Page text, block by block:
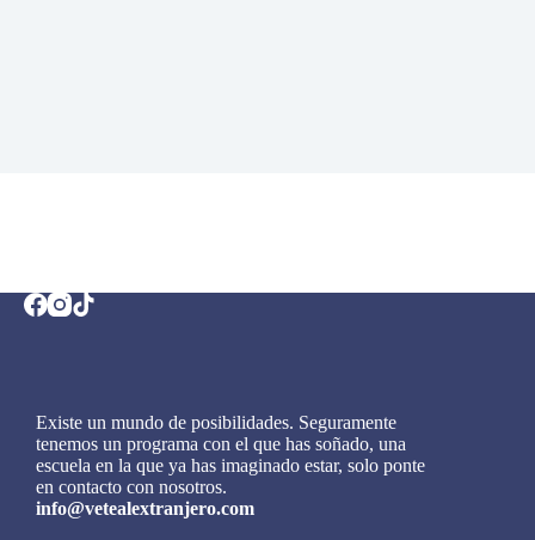
Existe un mundo de posibilidades. Seguramente
tenemos un programa con el que has soñado, una
escuela en la que ya has imaginado estar, solo ponte
en contacto con nosotros.
info@vetealextranjero.com